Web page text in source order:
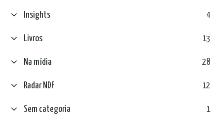
Insights 4
Livros 13
Na mídia 28
Radar NDF 12
Sem categoria 1